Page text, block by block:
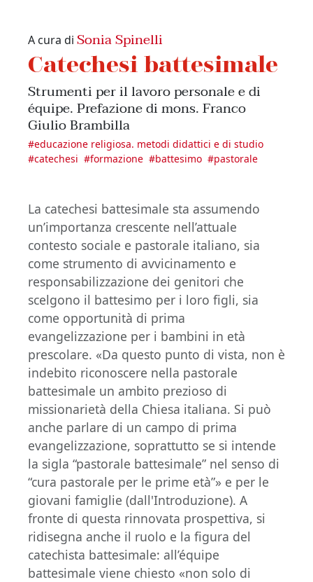
A cura di Sonia Spinelli
Catechesi battesimale
Strumenti per il lavoro personale e di
équipe. Prefazione di mons. Franco
Giulio Brambilla
#educazione religiosa. metodi didattici e di studio
#catechesi #formazione #battesimo #pastorale
La catechesi battesimale sta assumendo
un’importanza crescente nell’attuale
contesto sociale e pastorale italiano, sia
come strumento di avvicinamento e
responsabilizzazione dei genitori che
scelgono il battesimo per i loro figli, sia
come opportunità di prima
evangelizzazione per i bambini in età
prescolare. «Da questo punto di vista, non è
indebito riconoscere nella pastorale
battesimale un ambito prezioso di
missionarietà della Chiesa italiana. Si può
anche parlare di un campo di prima
evangelizzazione, soprattutto se si intende
la sigla “pastorale battesimale” nel senso di
“cura pastorale per le prime età”» e per le
giovani famiglie (dall'Introduzione). A
fronte di questa rinnovata prospettiva, si
ridisegna anche il ruolo e la figura del
catechista battesimale: all’équipe
battesimale viene chiesto «non solo di